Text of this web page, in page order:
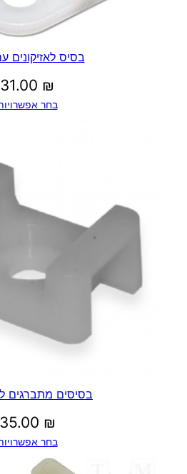
בסיס לאזיקונים
31.00 ₪
בחר
בסיסים מתברגים
35.00 ₪
בחר